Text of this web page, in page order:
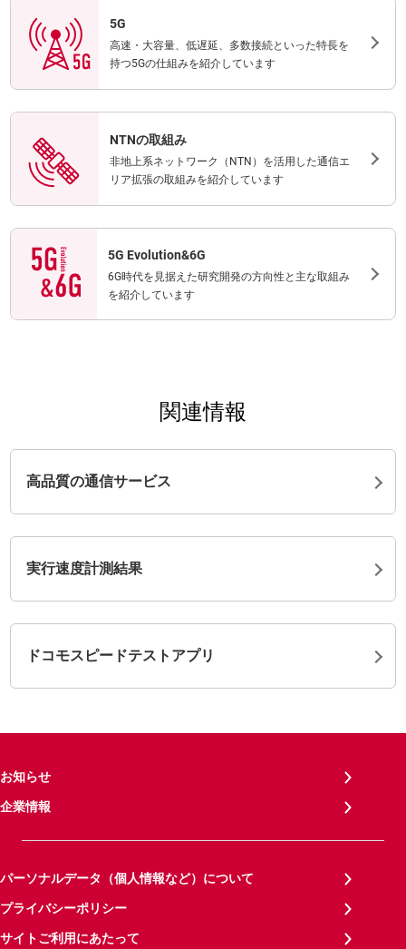
5G
高速・大容量、低遅延、多数接続といった特長を
持つ5Gの仕組みを紹介しています
NTNの取組み
非地上系ネットワーク（NTN）を活用した通信エ
リア拡張の取組みを紹介しています
5G Evolution&6G
6G時代を見据えた研究開発の方向性と主な取組み
を紹介しています
関連情報
高品質の通信サービス
実行速度計測結果
ドコモスピードテストアプリ
お知らせ
企業情報
パーソナルデータ（個人情報など）について
プライバシーポリシー
サイトご利用にあたって